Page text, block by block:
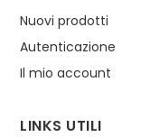
Nuovi prodotti
Autenticazione
Il mio account
LINKS UTILI